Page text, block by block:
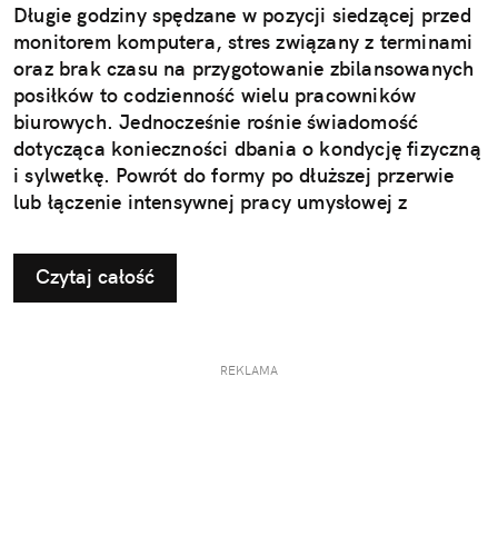
Długie godziny spędzane w pozycji siedzącej przed
monitorem komputera, stres związany z terminami
oraz brak czasu na przygotowanie zbilansowanych
posiłków to codzienność wielu pracowników
biurowych. Jednocześnie rośnie świadomość
dotycząca konieczności dbania o kondycję fizyczną
i sylwetkę. Powrót do formy po dłuższej przerwie
lub łączenie intensywnej pracy umysłowej z
podejścia. Kluczem do sukcesu jest nie tylko
odpowiedni plan treningowy, ale także właściwe
odżywienie organizmu.
Czytaj całość
REKLAMA